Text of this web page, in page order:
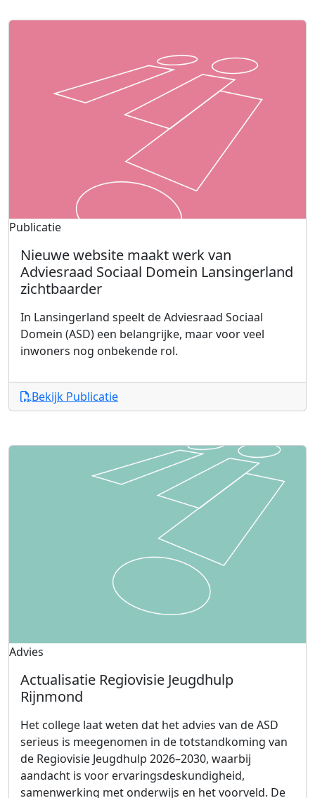
Publicatie
Nieuwe website maakt werk van
Adviesraad Sociaal Domein Lansingerland
zichtbaarder
In Lansingerland speelt de Adviesraad Sociaal
Domein (ASD) een belangrijke, maar voor veel
inwoners nog onbekende rol.
Bekijk Publicatie
Advies
Actualisatie Regiovisie Jeugdhulp
Rijnmond
Het college laat weten dat het advies van de ASD
serieus is meegenomen in de totstandkoming van
de Regiovisie Jeugdhulp 2026–2030, waarbij
aandacht is voor ervaringsdeskundigheid,
samenwerking met onderwijs en het voorveld. De